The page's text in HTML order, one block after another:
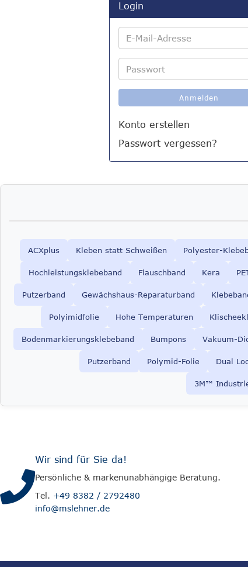
Login
E-
Mail-
Passwort
Anmelden
Konto erstellen
Passwort vergessen?
ACXplus Kleben statt Schweißen Polyester-
Hochleistungsklebeband Flauschband Kera
Putzerband Gewächshaus-Reparaturband
Polyimidfolie Hohe Temperaturen
Bodenmarkierungsklebeband Bumpons Vakuum-
Putzerband Polymid-Folie Dual
3M™
Wir sind für Sie da!
Persönliche & markenunabhängige Beratung.
Tel. +49 8382 / 2792480
info@mslehner.de